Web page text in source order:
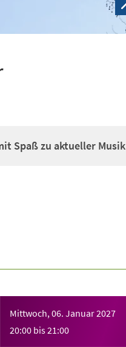
Spaß zu aktueller Musik
Mittwoch, 06. Januar 2027
20:00 bis21:00